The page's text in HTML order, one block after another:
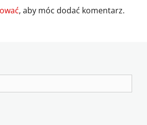
, aby móc dodać komentarz.